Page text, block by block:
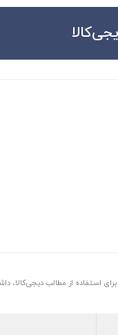
برای استفاده از مطالب